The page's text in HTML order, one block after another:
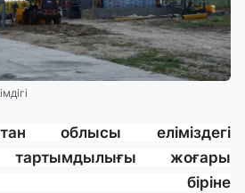
облысы еліміздегі
тартымдылығы жоғары
біріне